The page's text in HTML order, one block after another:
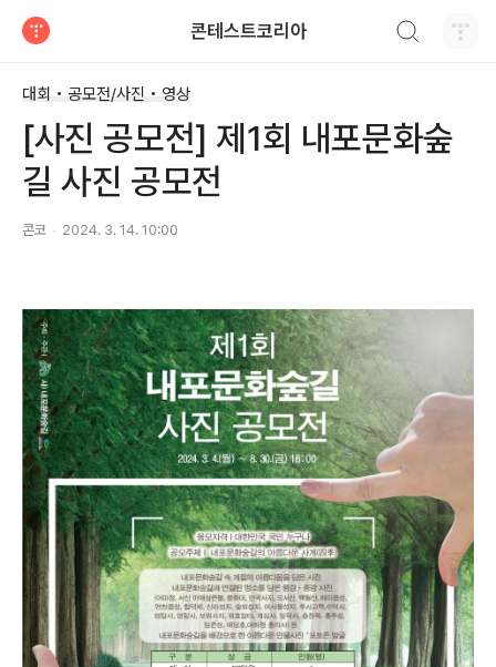
콘테스트코리아
대회 • 공모전/사진 • 영상
[사진 공모전] 제1회 내포문화숲
길 사진 공모전
콘코 2024. 3. 14. 10:00